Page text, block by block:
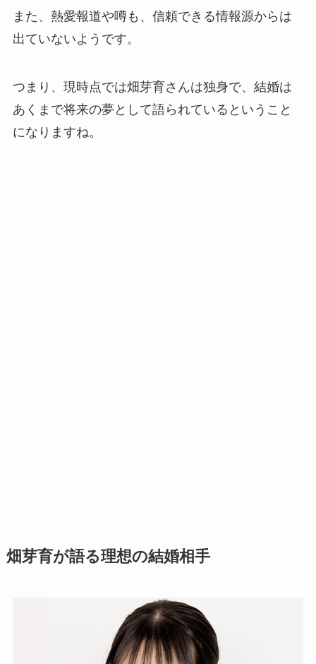
また、熱愛報道や噂も、信頼できる情報源からは
出ていないようです。
つまり、現時点では畑芽育さんは独身で、結婚は
あくまで将来の夢として語られているということ
になりますね。
畑芽育が語る理想の結婚相手